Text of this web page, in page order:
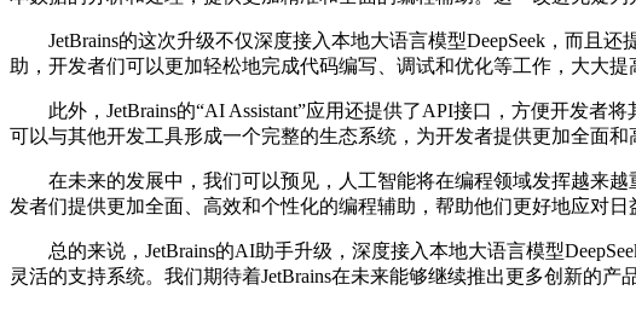
JetBrains的这次升级不仅深度接入本地大语言模型DeepSeek，而且
助，开发者们可以更加轻松地完成代码编写、调试和优化等工作，大大提
此外，JetBrains的“AI Assistant”应用还提供了API接口，方便开发者
可以与其他开发工具形成一个完整的生态系统，为开发者提供更加全面和
在未来的发展中，我们可以预见，人工智能将在编程领域发挥越来越重
发者们提供更加全面、高效和个性化的编程辅助，帮助他们更好地应对日
总的来说，JetBrains的AI助手升级，深度接入本地大语言模型
灵活的支持系统。我们期待着JetBrains在未来能够继续推出更多创新的产